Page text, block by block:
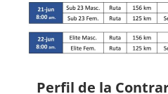
Perfil de la